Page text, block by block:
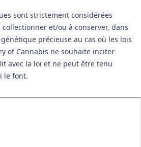
sont strictement considérées
et/ou à conserver, dans
précieuse au cas où les lois
of Cannabis ne souhaite inciter
avec la loi et ne peut être tenu
le font.